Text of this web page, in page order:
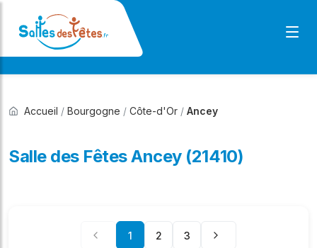
Accueil / Bourgogne / Côte-d'Or / Ancey
Salle des Fêtes Ancey (21410)
1 2 3